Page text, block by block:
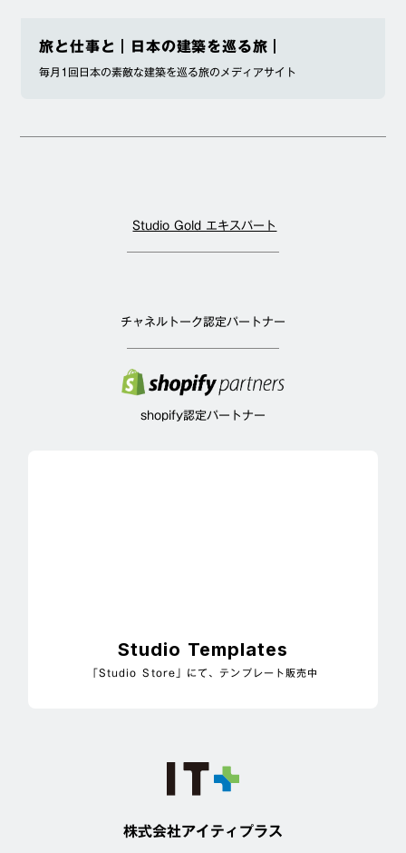
旅と仕事と｜日本の建築を巡る旅｜
毎月1回日本の素敵な建築を巡る旅のメディアサイト
株式会社アイティプラス
Studio Gold エキスパート
チャネルトーク認定パートナー
shopify認定パートナー
Studio Templates
「Studio Store」にて、テンプレート販売中